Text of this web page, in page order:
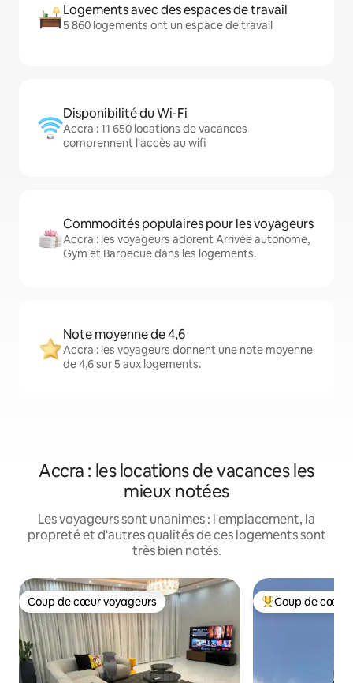
Logements avec des espaces de travail
5 860 logements ont un espace de travail
Disponibilité du Wi-Fi
Accra : 11 650 locations de vacances
comprennent l'accès au wifi
Commodités populaires pour les voyageurs
Accra : les voyageurs adorent Arrivée autonome,
Gym et Barbecue dans les logements.
Note moyenne de 4,6
Accra : les voyageurs donnent une note moyenne
de 4,6 sur 5 aux logements.
Accra : les locations de vacances les
mieux notées
Les voyageurs sont unanimes : l'emplacement, la
propreté et d'autres qualités de ces logements sont
très bien notés.
Coup de cœur voyageurs
Coup de cœur voyageurs Coup de cœur
Coup de cœur